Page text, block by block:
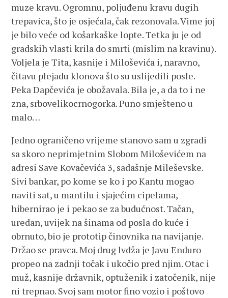
muze kravu. Ogromnu, poljuđenu kravu dugih
trepavica, što je osjećala, čak rezonovala. Vime joj
je bilo veće od košarkaške lopte. Tetka ju je od
gradskih vlasti krila do smrti (mislim na kravinu).
Voljela je Tita, kasnije i Miloševića i, naravno,
čitavu plejadu klonova što su uslijedili posle.
Peka Dapčevića je obožavala. Bila je, a da to i ne
zna, srbovelikocrnogorka. Puno smješteno u
malo…
Jedno ograničeno vrijeme stanovo sam u zgradi
sa skoro neprimjetnim Slobom Miloševićem na
adresi Save Kovačevića 3, sadašnje Mileševske.
Sivi bankar, po kome se ko i po Kantu mogao
naviti sat, u mantilu i sjajećim cipelama,
hibernirao je i pekao se za budućnost. Tačan,
uredan, uvijek na šinama od posla do kuće i
obrnuto, bio je prototip činovnika na navijanje.
Držao se pravca. Moj drug lvdža je Javu Enduro
propeo na zadnji točak i ukočio pred njim. Otac i
muž, kasnije državnik, optuženik i zatočenik, nije
ni trepnao. Svoj sam motor fino vozio i poštovo